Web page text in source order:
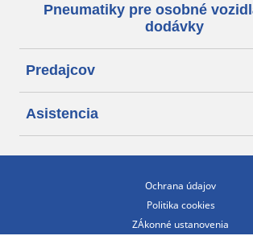
Pneumatiky pre osobné
dodávky
Predajcov
Asistencia
Ochrana údajov
Politika cookies
ZÁkonné ustanovenia